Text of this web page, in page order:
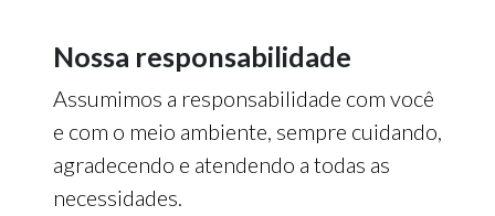
Nossa responsabilidade
Assumimos a responsabilidade com você
e com o meio ambiente, sempre cuidando,
agradecendo e atendendo a todas as
necessidades.